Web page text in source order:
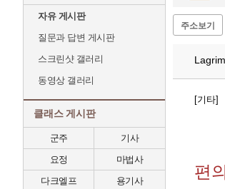
자유 게시판
질문과 답변 게시판
스크린샷 갤러리
동영상 갤러리
클래스 게시판
군주
기사
요정
마법사
다크엘프
용기사
주소보기
[기타]
편